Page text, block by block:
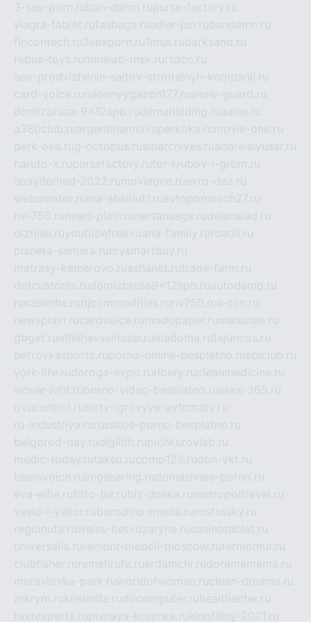
3-sex-porn.ruban-damn.rupurse-factory.ru
viagra-tablet.rufasbags.ruadler-jun.rubandamn.ru
fincontech.ru3sexporn.ru1mus.rudarksand.ru
rebus-toys.ru minelab-msk.ru rtdco.ru
seo-prodvizhenie-sajtov-stroitelnyh-kompanij.ru
card-voice.ru rulonnyygazon177.rusnow-guard.ru
domizbrusa-9x12spb.rudemaholding.ruaalse.ru
a380club.ruargentinamia.ruperkoka.ru movie-one.ru
perk-oka.rug-octopus.rusibarchives.ruandreislyusar.ru
naruto-x.rupursefactory.rutor-lyubov-i-grom.ru
spayderhed-2022.ru movieone.ruevro-dez.ru
webamator.ru ma-absolut1.ruavtopomosch27.ru
nv-750.ru news-plain.ru nertansaga.rudelanalad.ru
dizfiles.ruyoutubefree.ruaria-family.ru roadli.ru
planeta-samara.ru mysmartbuy.ru
matrasy-kemerovo.ruashanet.rutrade-farm.ru
dotcustoms.rudomizbrusa9x12spb.ruautodamp.ru
narasimha.rudjcommodities.ru nv750.rux-ton.ru
newsplain.rucardvoice.ru modopaper.ru manunae.ru
gbget.rualfeihavsalnassr.ru madoma.rutajuncos.ru
petrovkasports.ruporno-online-besplatno.rusplclub.ru
york-life.rudoroga-expo.ru ribery.rucleanmedicine.ru
slovar-ivrit.ruporno-video-besplatno.ruseks-365.ru
ovucontrol.rusloty-igrovyye-avtomaty.ru
ru-industriya.ru russkoe-porno-besplatno.ru
belgorod-day.rudigilith.rupichkurovlab.ru
medic-today.rutaksu.rucomp123.rudon-ykt.ru
teensvoice.ru imgsharing.rudomashnee-porno.ru
eva-elfie.rufoto-tur.rubiz-doska.ru metropoltravel.ru
veslo-i-yakor.ruborodino-media.ru rostotsky.ru
regionufa.ruweiss-bet.ruzaryna.rucasinotablet.ru
universalia.ru remont-mebeli-moscow.rutermomur.ru
clubfisher.ru remstirufa.ruerdamchi.rudoramamama.ru
muraviovka-park.ruworldofwoman.ruclean-dreams.ru
arkrym.rukristinita.rudircomputer.ru healthenter.ru
textexperts.rupivnaya-kruzhka.rukinofilmy-2021.ru